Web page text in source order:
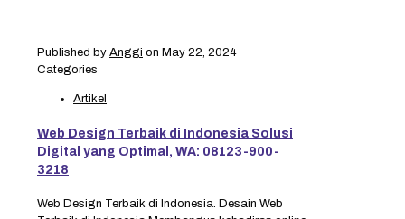
Published by Anggi on May 22, 2024
Categories
Artikel
Web Design Terbaik di Indonesia Solusi
Digital yang Optimal, WA: 08123-900-
3218
Web Design Terbaik di Indonesia. Desain Web